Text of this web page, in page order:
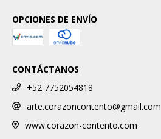
OPCIONES DE ENVÍO
CONTÁCTANOS
+52 7752054818
arte.corazoncontento@gmail.com
www.corazon-contento.com